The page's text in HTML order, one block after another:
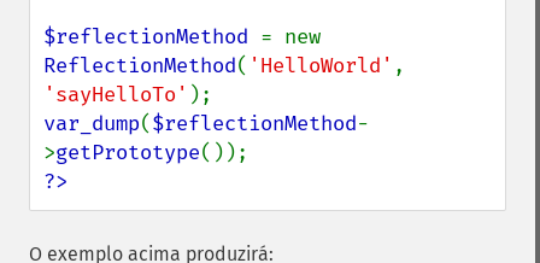
$reflectionMethod
ReflectionMethod( 'HelloWorld'
'sayHelloTo'
var_dump($reflectionMethod-
>getPrototype
?>
O exemplo acima produzirá: